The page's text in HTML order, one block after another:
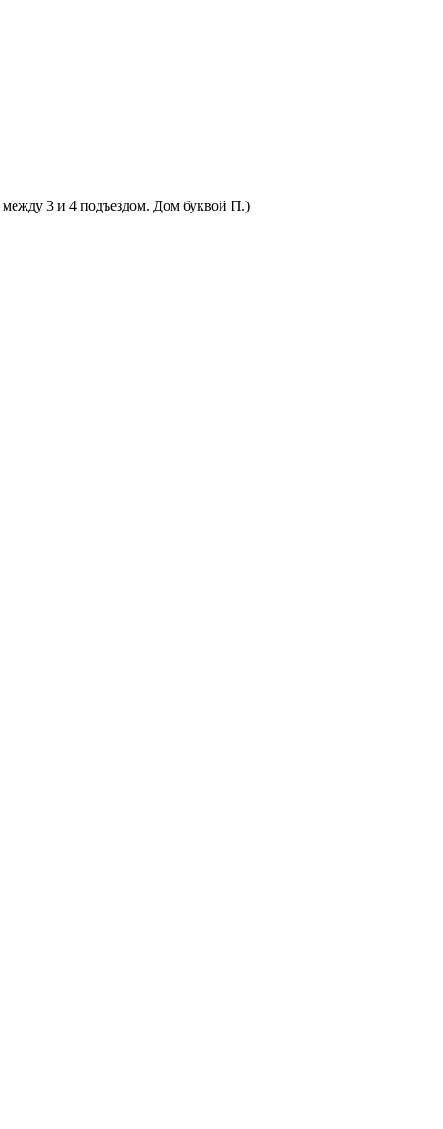
3 и 4 подъездом. Дом буквой П.)